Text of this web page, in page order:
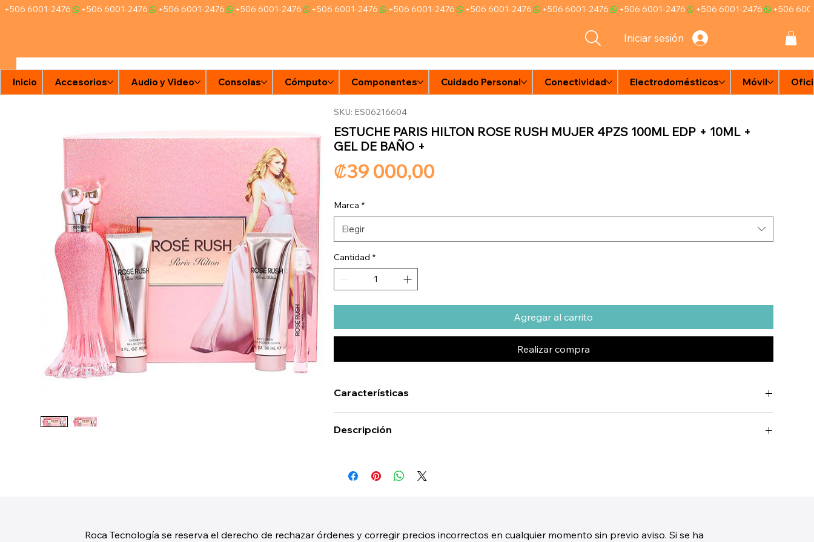
Iniciar sesión
Tien
+506 6001-2476
Inicio Accesorios Audio y Video Consolas Cómputo Componentes Cuidado Personal Conectividad Electrodomésticos Móvil
Roca Tecnología se reserva el derecho de rechazar órdenes y corregir precios incorrectos en cualquier momento sin previo aviso. Si se ha
SKU: ES06216604
ESTUCHE PARIS HILTON ROSE RUSH MUJER 4PZS 100ML EDP + 10ML +
GEL DE BAÑO +
₡39 000,00
Marca *
Elegir
Cantidad *
Agregar al carrito
Realizar compra
Características
Descripción